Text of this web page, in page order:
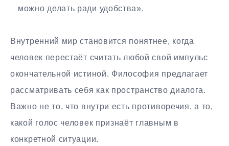
можно делать ради удобства».
Внутренний мир становится понятнее, когда
человек перестаёт считать любой свой импульс
окончательной истиной. Философия предлагает
рассматривать себя как пространство диалога.
Важно не то, что внутри есть противоречия, а то,
какой голос человек признаёт главным в
конкретной ситуации.